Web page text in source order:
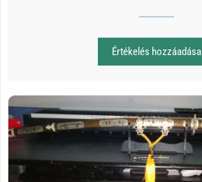
Értékelés hozzáadása